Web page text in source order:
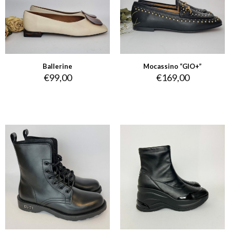
Ballerine
€99,00
Mocassino “GIO+”
€169,00